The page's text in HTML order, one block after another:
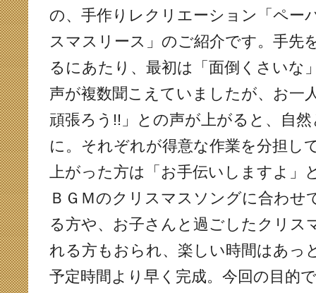
の、手作りレクリエーション「ペー
スマスリース」のご紹介です。手先
るにあたり、最初は「面倒くさいな
声が複数聞こえていましたが、お一
頑張ろう!!」との声が上がると、自
に。それぞれが得意な作業を分担し
上がった方は「お手伝いしますよ」
ＢＧＭのクリスマスソングに合わせ
る方や、お子さんと過ごしたクリス
れる方もおられ、楽しい時間はあっ
予定時間より早く完成。今回の目的